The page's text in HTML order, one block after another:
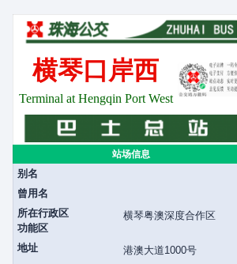
横琴口岸西
Terminal at Hengqin Port West
站场信息
别名
曾用名
所在行政区
功能区
横琴粤澳深度合作区
地址
港澳大道1000号